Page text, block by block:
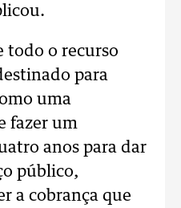
todo o recurso
para
uma
fazer um
anos para dar
público,
a cobrança que